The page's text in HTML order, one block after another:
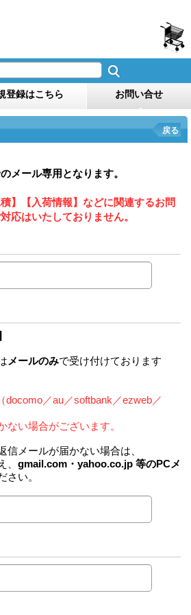
登録はこちら お問い合せ
戻る
メール専用となります。
】【入荷情報】などに関連するお問
応はいたしておりません。
メールのみで受け付けております
／au／softbank／ezweb／
ない場合がございます。
信メールが届かない場合は、
、 gmail.com・yahoo.co.jp 等のPCメ
さい。